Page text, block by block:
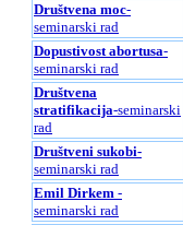
Društvena moc-
seminarski rad
Dopustivost abortusa-
seminarski rad
Društvena
stratifikacija-seminarski
rad
Društveni sukobi-
seminarski rad
Emil Dirkem -
seminarski rad